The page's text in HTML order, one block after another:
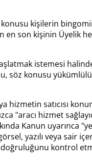
kişilerin
son kişinin Üyelik
istemesi
söz konusu
satıcısı
"aracı hizmet
Kanun uyarınca
yazılı veya sair
kontrol